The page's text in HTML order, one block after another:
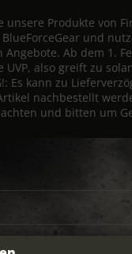
unsere Produkte von
und
Ab dem 1.
UVP, also greift zu
Es kann zu
nachbestellt
und bitten um